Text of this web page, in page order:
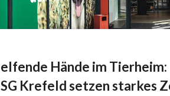
Hände im Tierheim:
Krefeld setzen starkes